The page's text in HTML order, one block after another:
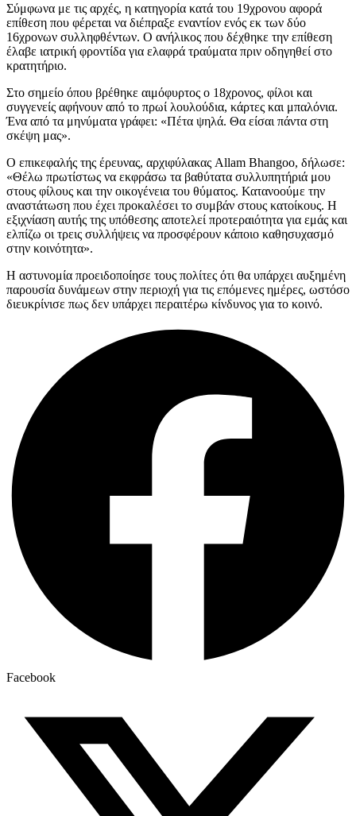
Σύμφωνα με τις αρχές, η κατηγορία κατά του 19χρονου αφορά
επίθεση που φέρεται να διέπραξε εναντίον ενός εκ των δύο
16χρονων συλληφθέντων. Ο ανήλικος που δέχθηκε την επίθεση
έλαβε ιατρική φροντίδα για ελαφρά τραύματα πριν οδηγηθεί στο
κρατητήριο.
Στο σημείο όπου βρέθηκε αιμόφυρτος ο 18χρονος, φίλοι και
συγγενείς αφήνουν από το πρωί λουλούδια, κάρτες και μπαλόνια.
Ένα από τα μηνύματα γράφει: «Πέτα ψηλά. Θα είσαι πάντα στη
σκέψη μας».
Ο επικεφαλής της έρευνας, αρχιφύλακας Allam Bhangoo, δήλωσε:
«Θέλω πρωτίστως να εκφράσω τα βαθύτατα συλλυπητήριά μου
στους φίλους και την οικογένεια του θύματος. Κατανοούμε την
αναστάτωση που έχει προκαλέσει το συμβάν στους κατοίκους. Η
εξιχνίαση αυτής της υπόθεσης αποτελεί προτεραιότητα για εμάς και
ελπίζω οι τρεις συλλήψεις να προσφέρουν κάποιο καθησυχασμό
στην κοινότητα».
Η αστυνομία προειδοποίησε τους πολίτες ότι θα υπάρχει αυξημένη
παρουσία δυνάμεων στην περιοχή για τις επόμενες ημέρες, ωστόσο
διευκρίνισε πως δεν υπάρχει περαιτέρω κίνδυνος για το κοινό.
Facebook